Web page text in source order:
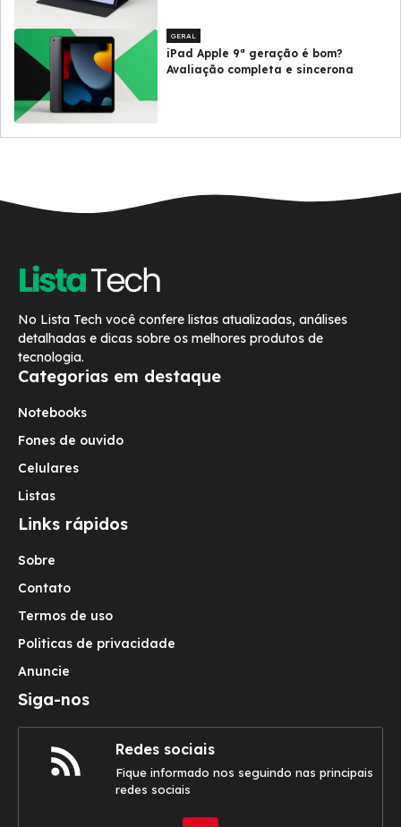
GERAL
iPad Apple 9ª geração é bom?
Avaliação completa e sincerona
No Lista Tech você confere listas atualizadas, análises
detalhadas e dicas sobre os melhores produtos de
tecnologia.
Categorias em destaque
Notebooks
Fones de ouvido
Celulares
Listas
Links rápidos
Sobre
Contato
Termos de uso
Politicas de privacidade
Anuncie
Siga-nos
Redes sociais
Fique informado nos seguindo nas principais
redes sociais